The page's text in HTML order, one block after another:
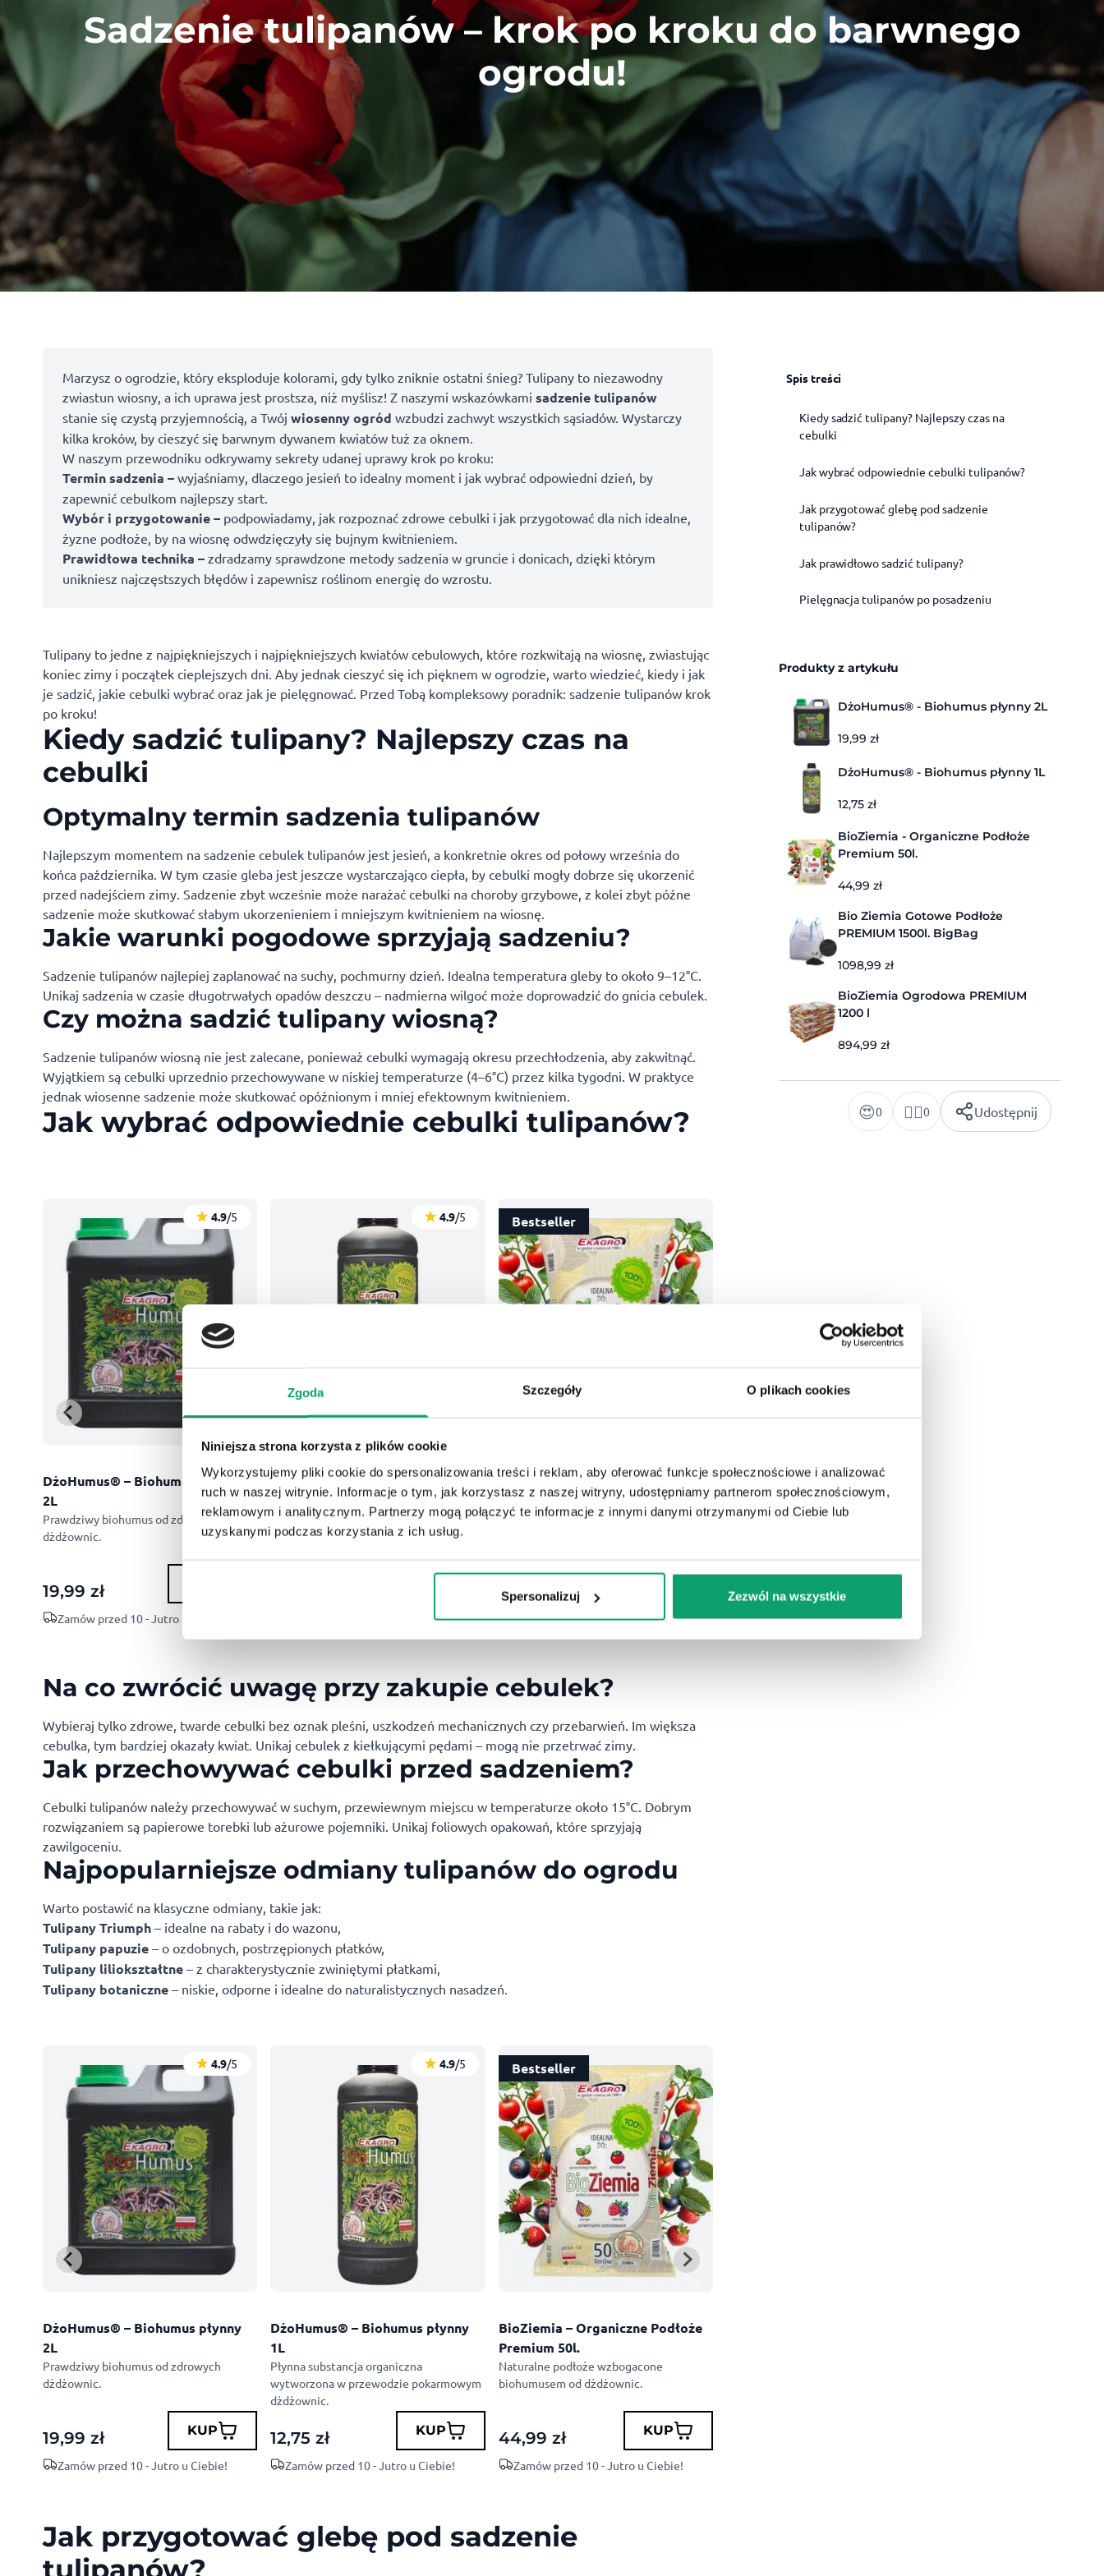
Zgoda Szczegóły O plikach cookies
Niniejsza strona korzysta z plików cookie
Wykorzystujemy pliki cookie do spersonalizowania treści i reklam, aby oferować funkcje społecznościowe i analizować
ruch w naszej witrynie. Informacje o tym, jak korzystasz z naszej witryny, udostępniamy partnerom społecznościowym,
reklamowym i analitycznym. Partnerzy mogą połączyć te informacje z innymi danymi otrzymanymi od Ciebie lub
uzyskanymi podczas korzystania z ich usług.
Spersonalizuj Zezwól na wszystkie
Sadzenie tulipanów – krok po kroku do barwnego
ogrodu!
Marzysz o ogrodzie, który eksploduje kolorami, gdy tylko zniknie ostatni śnieg? Tulipany to niezawodny
zwiastun wiosny, a ich uprawa jest prostsza, niż myślisz! Z naszymi wskazówkami sadzenie tulipanów
stanie się czystą przyjemnością, a Twój wiosenny ogród wzbudzi zachwyt wszystkich sąsiadów. Wystarczy
kilka kroków, by cieszyć się barwnym dywanem kwiatów tuż za oknem.
W naszym przewodniku odkrywamy sekrety udanej uprawy krok po kroku:
Termin sadzenia – wyjaśniamy, dlaczego jesień to idealny moment i jak wybrać odpowiedni dzień, by
zapewnić cebulkom najlepszy start.
Wybór i przygotowanie – podpowiadamy, jak rozpoznać zdrowe cebulki i jak przygotować dla nich idealne,
żyzne podłoże, by na wiosnę odwdzięczyły się bujnym kwitnieniem.
Prawidłowa technika – zdradzamy sprawdzone metody sadzenia w gruncie i donicach, dzięki którym
unikniesz najczęstszych błędów i zapewnisz roślinom energię do wzrostu.
Tulipany to jedne z najpiękniejszych i najpiękniejszych kwiatów cebulowych, które rozkwitają na wiosnę, zwiastując
koniec zimy i początek cieplejszych dni. Aby jednak cieszyć się ich pięknem w ogrodzie, warto wiedzieć, kiedy i jak
je sadzić, jakie cebulki wybrać oraz jak je pielęgnować. Przed Tobą kompleksowy poradnik: sadzenie tulipanów krok
po kroku!
Kiedy sadzić tulipany? Najlepszy czas na
cebulki
Optymalny termin sadzenia tulipanów
Najlepszym momentem na sadzenie cebulek tulipanów jest jesień, a konkretnie okres od połowy września do
końca października. W tym czasie gleba jest jeszcze wystarczająco ciepła, by cebulki mogły dobrze się ukorzenić
przed nadejściem zimy. Sadzenie zbyt wcześnie może narażać cebulki na choroby grzybowe, z kolei zbyt późne
sadzenie może skutkować słabym ukorzenieniem i mniejszym kwitnieniem na wiosnę.
Jakie warunki pogodowe sprzyjają sadzeniu?
Sadzenie tulipanów najlepiej zaplanować na suchy, pochmurny dzień. Idealna temperatura gleby to około 9–12°C.
Unikaj sadzenia w czasie długotrwałych opadów deszczu – nadmierna wilgoć może doprowadzić do gnicia cebulek.
Czy można sadzić tulipany wiosną?
Sadzenie tulipanów wiosną nie jest zalecane, ponieważ cebulki wymagają okresu przechłodzenia, aby zakwitnąć.
Wyjątkiem są cebulki uprzednio przechowywane w niskiej temperaturze (4–6°C) przez kilka tygodni. W praktyce
jednak wiosenne sadzenie może skutkować opóźnionym i mniej efektownym kwitnieniem.
Jak wybrać odpowiednie cebulki tulipanów?
4.9/5
DżoHumus® – Biohumus płynny
2L
Prawdziwy biohumus od zdrowych
dżdżownic.
19,99 zł
Zamów przed 10 - Jutro u Ciebie!
4.9/5
DżoHumus® – Biohumus płynny
1L
Płynna substancja organiczna
wytworzona w przewodzie pokarmowym
Zamów przed 10 - Jutro u Ciebie!
Bestseller
BioZiemia – Organiczne Podłoże
Premium 50l.
Naturalne podłoże wzbogacone
44,99zł
Zamów przed 10 - Jutro u Ciebie!
Bio Ziemia Gotowe Podłoże
PREMIUM 1500l. BigBag
Podłoże uniwersalne – ziemia humusowa,
1098,99zł
U Ciebie dnia 11-08-2026
Na co zwrócić uwagę przy zakupie cebulek?
Wybieraj tylko zdrowe, twarde cebulki bez oznak pleśni, uszkodzeń mechanicznych czy przebarwień. Im większa
cebulka, tym bardziej okazały kwiat. Unikaj cebulek z kiełkującymi pędami – mogą nie przetrwać zimy.
Jak przechowywać cebulki przed sadzeniem?
Cebulki tulipanów należy przechowywać w suchym, przewiewnym miejscu w temperaturze około 15°C. Dobrym
rozwiązaniem są papierowe torebki lub ażurowe pojemniki. Unikaj foliowych opakowań, które sprzyjają
zawilgoceniu.
Najpopularniejsze odmiany tulipanów do ogrodu
Warto postawić na klasyczne odmiany, takie jak:
Tulipany Triumph – idealne na rabaty i do wazonu,
Tulipany papuzie – o ozdobnych, postrzępionych płatków,
Tulipany liliokształtne – z charakterystycznie zwiniętymi płatkami,
Tulipany botaniczne – niskie, odporne i idealne do naturalistycznych nasadzeń.
4.9/5
DżoHumus® – Biohumus płynny
2L
Prawdziwy biohumus od zdrowych
dżdżownic.
19,99 zł KUP
Zamów przed 10 - Jutro u Ciebie!
4.9/5
DżoHumus® – Biohumus płynny
1L
Płynna substancja organiczna
wytworzona w przewodzie pokarmowym
dżdżownic.
12,75zł KUP
Zamów przed 10 - Jutro u Ciebie!
Bestseller
BioZiemia – Organiczne Podłoże
Premium 50l.
Naturalne podłoże wzbogacone
biohumusem od dżdżownic.
44,99 zł KUP
Zamów przed 10 - Jutro u Ciebie!
Jak przygotować glebę pod sadzenie
Spis treści
Kiedy sadzić tulipany? Najlepszy czas na
cebulki
Jak wybrać odpowiednie cebulki tulipanów?
Jak przygotować glebę pod sadzenie
tulipanów?
Jak prawidłowo sadzić tulipany?
Pielęgnacja tulipanów po posadzeniu
Produkty z artykułu
DżoHumus® - Biohumus płynny 2L
19,99 zł
DżoHumus® - Biohumus płynny 1L
12,75 zł
BioZiemia - Organiczne Podłoże
Premium 50l.
44,99 zł
Bio Ziemia Gotowe Podłoże
PREMIUM 1500l. BigBag
1098,99 zł
BioZiemia Ogrodowa PREMIUM
1200 l
894,99 zł
😍0 👍🏻0 Udostępnij